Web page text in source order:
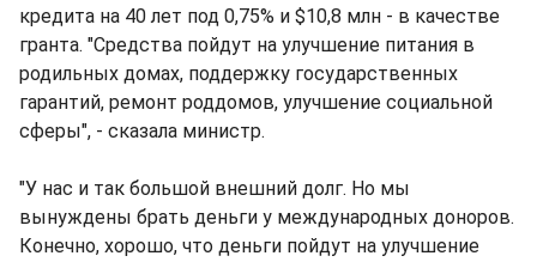
кредита на 40 лет под 0,75% и $10,8 млн - в качестве
гранта. "Средства пойдут на улучшение питания в
родильных домах, поддержку государственных
гарантий, ремонт роддомов, улучшение социальной
сферы", - сказала министр.
"У нас и так большой внешний долг. Но мы
вынуждены брать деньги у международных доноров.
Конечно, хорошо, что деньги пойдут на улучшение